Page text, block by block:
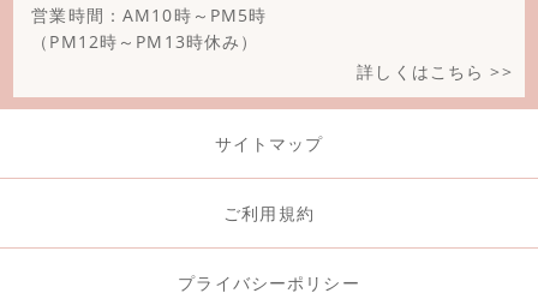
ラピスラズリ
ラベンダーアメジスト
営業時間：AM10時～PM5時
（PM12時～PM13時休み）
詳しくはこちら >>
サイトマップ
ご利用規約
プライバシーポリシー